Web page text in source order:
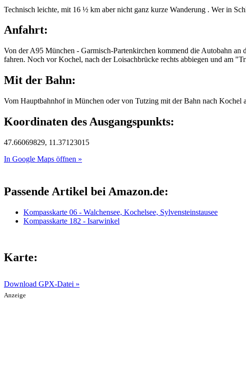
Technisch leichte, mit 16 ½ km aber nicht ganz kurze Wanderung . Wer in
Anfahrt:
Von der A95 München - Garmisch-Partenkirchen kommend die Autobahn
fahren. Noch vor Kochel, nach der Loisachbrücke rechts abbiegen und am
Mit der Bahn:
Vom Hauptbahnhof in München oder von Tutzing mit der Bahn nach Kochel
Koordinaten des Ausgangspunkts:
47.66069829, 11.37123015
In Google Maps öffnen »
Passende Artikel bei Amazon.de:
Kompasskarte 06 - Walchensee, Kochelsee, Sylvensteinstausee
Kompasskarte 182 - Isarwinkel
Karte:
Download GPX-Datei »
Anzeige